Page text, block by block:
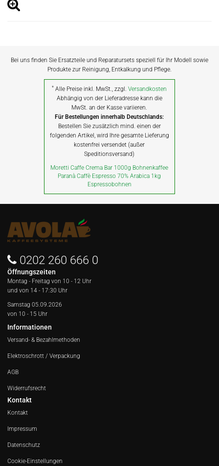
Bei uns finden Sie Ersatzteile und Reparatursets speziell für Ihr Modell sowie
Produkte zur Reinigung, Entkalkung und Pflege.
* Alle Preise inkl. MwSt., zzgl.Versandkosten
Abhängig von der Lieferadresse kann die
MwSt. an der Kasse variieren.
Für Bestellungen innerhalb Deutschlands:
Bestellen Sie zusätzlich mind. einen der
folgenden Artikel, wird Ihre gesamte Lieferung
kostenfrei versendet (außer
Speditionsversand)
Moretti Caffe Crema Bar 1000g Bohnenkaffee
Paranà Caffè Espresso 70% Arabica 1kg
Espressobohnen
0202 260 666 0
Öffnungszeiten
Montag - Freitag von 10 - 12 Uhr
und von 14 - 17:30 Uhr
Samstag 05.09.2026
von 10 - 15 Uhr
Informationen
Versand- & Bezahlmethoden
Elektroschrott / Verpackung
AGB
Widerrufsrecht
Kontakt
Kontakt
Impressum
Datenschutz
Cookie-Einstellungen